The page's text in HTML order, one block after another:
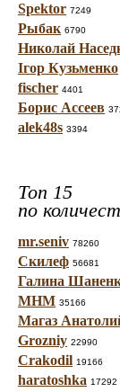
Spektor 7249
Рыбак 6790
Николай
Ігор Кузьменко
fischer 4401
Борис Ассеев
alek48s 3394
Топ 15
по
mr.seniv 78260
Скилеф 56681
Галина
МНМ 35166
Магаз
Grozniy 22990
Crakodil 19166
haratoshka 17292